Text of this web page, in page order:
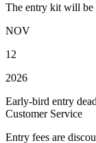
The entry kit will be
NOV
12
2026
Early-bird entry
Customer Service
Entry fees are